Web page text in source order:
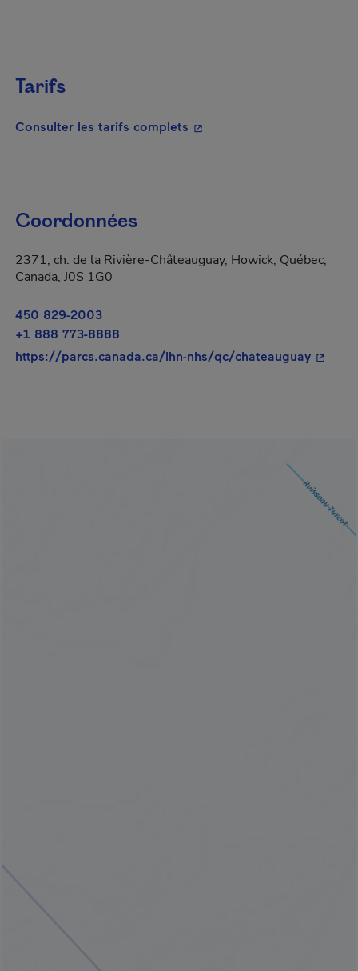
Tarifs
Consulter les tarifs complets - Cet hyperlien s'ouvrira
Coordonnées
2371, ch. de la Rivière-Châteauguay, Howick, Québec,
Canada, J0S 1G0
450 829-2003
+1 888 773-8888
https://parcs.canada.ca/lhn-nhs/qc/chateauguay- Cet